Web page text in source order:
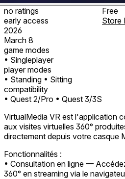
no ratings
early access
2026
March 8
game modes
• Singleplayer
player modes
• Standing • Sitting
compatibility
• Quest 2/Pro • Quest 3/3S
Free
Store
VirtualMedia VR est l'application
aux visites virtuelles 360°
directement depuis votre casque
Fonctionnalités :
• Consultation en ligne —
360° en streaming via le